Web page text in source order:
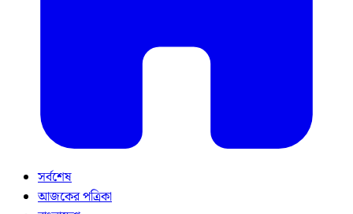
সর্বশেষ
আজকের পত্রিকা